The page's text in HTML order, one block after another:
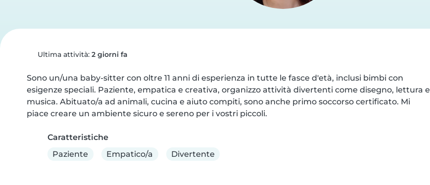
Ultima attività: 2 giorni fa
Sono un/una baby-sitter con oltre 11 anni di esperienza in tutte le fasce d'età, inclusi bimbi con
esigenze speciali. Paziente, empatica e creativa, organizzo attività divertenti come disegno, lettura e
musica. Abituato/a ad animali, cucina e aiuto compiti, sono anche primo soccorso certificato. Mi
piace creare un ambiente sicuro e sereno per i vostri piccoli.
Caratteristiche
Paziente
Empatico/a Divertente